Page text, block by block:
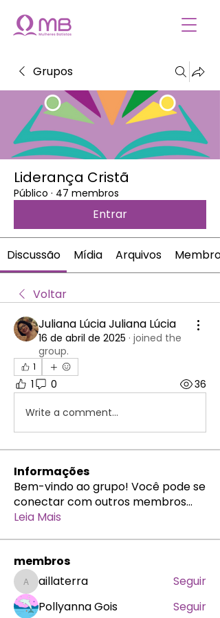
Grupos
Liderança Cristã
Público · 47 membros
Entrar
Discussão Mídia Arquivos Membros
Voltar
Juliana Lúcia Juliana Lúcia
16 de abril de 2025 · joined the
group.
1
1 0 36
Write a comment...
Informações
Bem-vindo ao grupo! Você pode se
conectar com outros membros...
Leia Mais
membros
aillaterra
aillaterra
Seguir
Pollyanna Gois
Seguir